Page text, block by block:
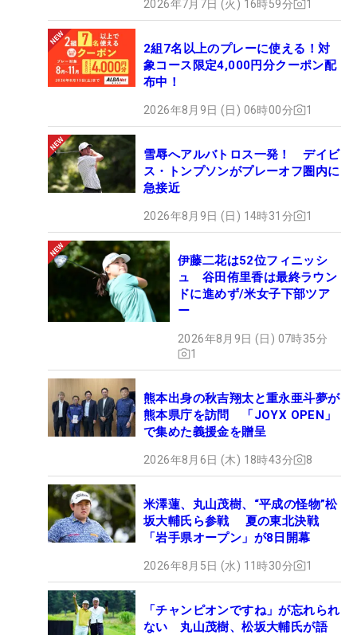
2026年7月7日 (火) 16時59分 1
2組7名以上のプレーに使える！対
象コース限定4,000円分クーポン配
布中！
2026年8月9日 (日) 06時00分 1
雪辱へアルバトロス一発！ デイビ
ス・トンプソンがプレーオフ圏内に
急接近
2026年8月9日 (日) 14時31分 1
伊藤二花は52位フィニッシ
ュ 谷田侑里香は最終ラウン
ドに進めず/米女子下部ツア
ー
2026年8月9日 (日) 07時35分
1
熊本出身の秋吉翔太と重永亜斗夢が
熊本県庁を訪問 「JOYX OPEN」
で集めた義援金を贈呈
2026年8月6日 (木) 18時43分 8
米澤蓮、丸山茂樹、“平成の怪物”松
坂大輔氏ら参戦 夏の東北決戦
「岩手県オープン」が8日開幕
2026年8月5日 (水) 11時30分 1
「チャンピオンですね」が忘れられ
ない 丸山茂樹、松坂大輔氏が語